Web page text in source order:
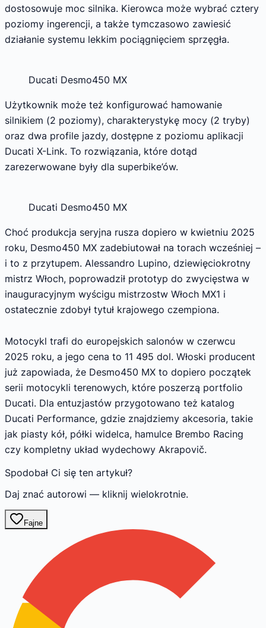
dostosowuje moc silnika. Kierowca może wybrać cztery
poziomy ingerencji, a także tymczasowo zawiesić
działanie systemu lekkim pociągnięciem sprzęgła.
Ducati Desmo450 MX
Użytkownik może też konfigurować hamowanie
silnikiem (2 poziomy), charakterystykę mocy (2 tryby)
oraz dwa profile jazdy, dostępne z poziomu aplikacji
Ducati X-Link. To rozwiązania, które dotąd
zarezerwowane były dla superbike’ów.
Ducati Desmo450 MX
Choć produkcja seryjna rusza dopiero w kwietniu 2025
roku, Desmo450 MX zadebiutował na torach wcześniej –
i to z przytupem. Alessandro Lupino, dziewięciokrotny
mistrz Włoch, poprowadził prototyp do zwycięstwa w
inauguracyjnym wyścigu mistrzostw Włoch MX1 i
ostatecznie zdobył tytuł krajowego czempiona.
Motocykl trafi do europejskich salonów w czerwcu
2025 roku, a jego cena to 11 495 dol. Włoski producent
już zapowiada, że Desmo450 MX to dopiero początek
serii motocykli terenowych, które poszerzą portfolio
Ducati. Dla entuzjastów przygotowano też katalog
Ducati Performance, gdzie znajdziemy akcesoria, takie
jak piasty kół, półki widelca, hamulce Brembo Racing
czy kompletny układ wydechowy Akrapovič.
Spodobał Ci się ten artykuł?
Daj znać autorowi — kliknij wielokrotnie.
Fajne